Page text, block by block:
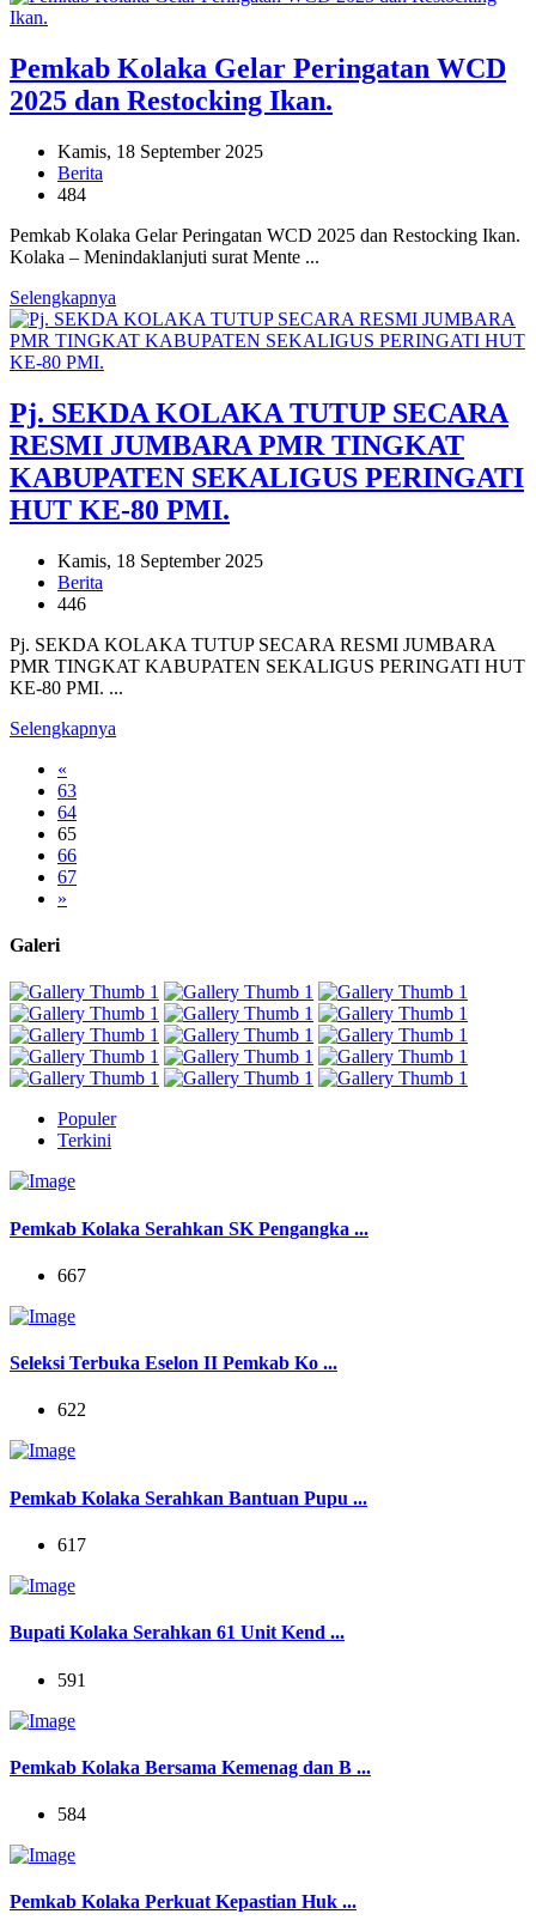
Pemkab Kolaka Gelar Peringatan WCD
2025 dan Restocking Ikan.
Kamis, 18 September 2025
Berita
484
Pemkab Kolaka Gelar Peringatan WCD 2025 dan Restocking Ikan.
Kolaka – Menindaklanjuti surat Mente ...
Selengkapnya
Pj. SEKDA KOLAKA TUTUP SECARA
RESMI JUMBARA PMR TINGKAT
KABUPATEN SEKALIGUS PERINGATI
HUT KE-80 PMI.
Kamis, 18 September 2025
Berita
446
Pj. SEKDA KOLAKA TUTUP SECARA RESMI JUMBARA
PMR TINGKAT KABUPATEN SEKALIGUS PERINGATI HUT
KE-80 PMI. ...
Selengkapnya
«
63
64
65
66
67
»
Galeri
Populer
Terkini
Pemkab Kolaka Serahkan SK Pengangka ...
667
Seleksi Terbuka Eselon II Pemkab Ko ...
622
Pemkab Kolaka Serahkan Bantuan Pupu ...
617
Bupati Kolaka Serahkan 61 Unit Kend ...
591
Pemkab Kolaka Bersama Kemenag dan B ...
584
Pemkab Kolaka Perkuat Kepastian Huk ...